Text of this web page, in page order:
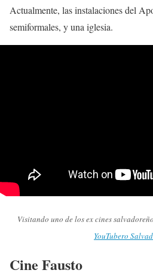
Actualmente, las instalaciones del
semiformales, y una iglesia.
Visitando uno de los ex cines
YouTubero
Cine Fausto